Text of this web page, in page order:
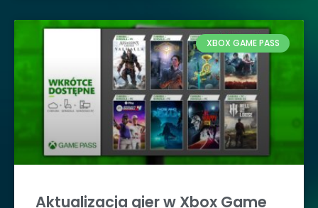
XBOX GAME PASS
Aktualizacja gier w Xbox Game